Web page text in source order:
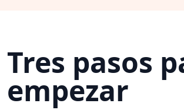
Tres pasos
empezar